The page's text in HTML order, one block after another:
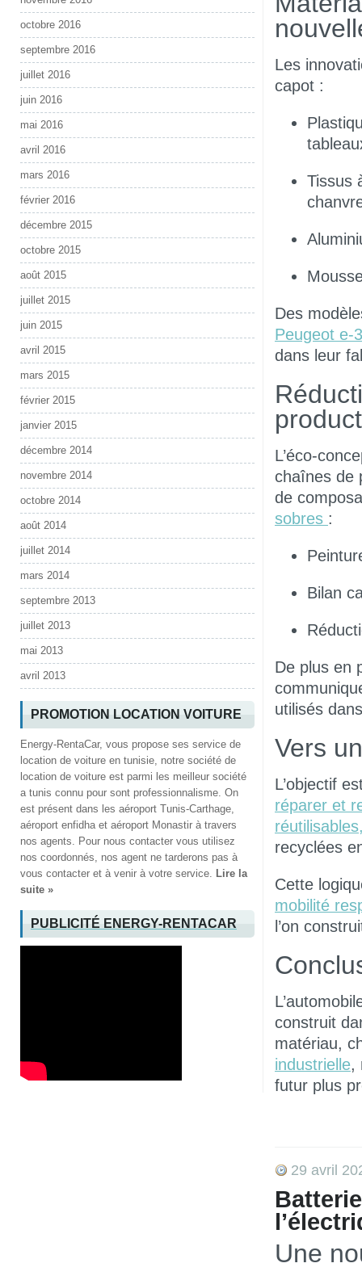
Les
capot :
Tissus
Des
Peugeot e-
dans leur
L’éco-
chaînes de
de
sobres :
Bilan
De plus en
utilisés
Vers
L’objectif
réparer et
réutilisables
recyclées
Cette
mobilité
l’on
construit
matériau,
industrielle,
futur plus
29 avril
Une
octobre 2016
septembre 2016
juillet 2016
juin 2016
mai 2016
avril 2016
mars 2016
février 2016
décembre 2015
octobre 2015
août 2015
juillet 2015
juin 2015
avril 2015
mars 2015
février 2015
janvier 2015
décembre 2014
novembre 2014
octobre 2014
août 2014
juillet 2014
mars 2014
septembre 2013
juillet 2013
mai 2013
avril 2013
PROMOTION LOCATION VOITURE
Energy-RentaCar, vous propose ses service de
location de voiture en tunisie, notre société de
location de voiture est parmi les meilleur société
a tunis connu pour sont professionnalisme. On
est présent dans les aéroport Tunis-Carthage,
aéroport enfidha et aéroport Monastir à travers
nos agents. Pour nous contacter vous utilisez
nos coordonnés, nos agent ne tarderons pas à
vous contacter et à venir à votre service. Lire la
suite »
PUBLICITÉ ENERGY-RENTACAR